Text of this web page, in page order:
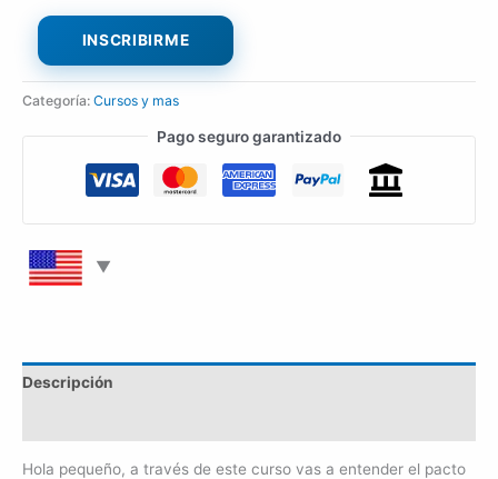
INSCRIBIRME
Categoría: Cursos y mas
Pago seguro garantizado
Descripción
Hola pequeño, a través de este curso vas a entender el pacto